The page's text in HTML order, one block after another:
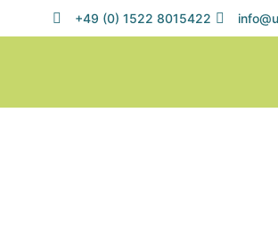
+49 (0) 1522 8015422